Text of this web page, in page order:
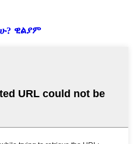
ዊልያም